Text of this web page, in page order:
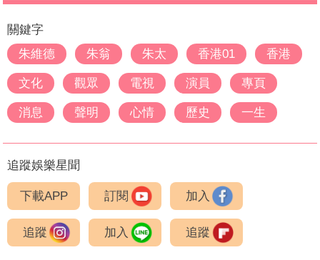
關鍵字
朱維德
朱翁 朱太 香港01 香港
文化 觀眾 電視 演員 專頁
消息 聲明 心情 歷史 一生
追蹤娛樂星聞
下載APP 訂閱 加入
追蹤 加入 追蹤